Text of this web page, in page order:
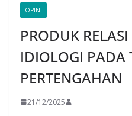
OPINI
PRODUK
IDIOLOGI PADA
PERTENGAHAN
21/12/2025